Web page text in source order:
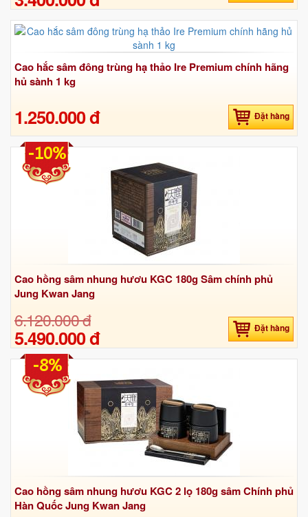
Cao hắc sâm đông trùng hạ thảo Ire Premium chính hãng
hủ sành 1 kg
1.250.000 đ Đặt hàng
Cao hồng sâm nhung hươu KGC 180g Sâm chính phủ
Jung Kwan Jang
6.120.000 đ
5.490.000 đ Đặt hàng
-10%
Cao hồng sâm nhung hươu KGC 2 lọ 180g sâm Chính phủ
Hàn Quốc Jung Kwan Jang
-8%